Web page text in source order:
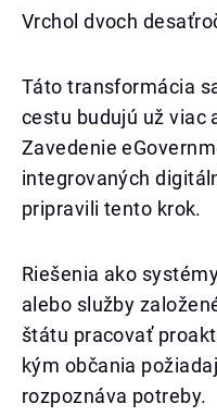
Vrchol dvoch
Táto transformácia
cestu budujú už viac
Zavedenie
integrovaných
pripravili tento krok.
Riešenia ako
alebo služby
štátu pracovať
kým občania
rozpoznáva potreby.